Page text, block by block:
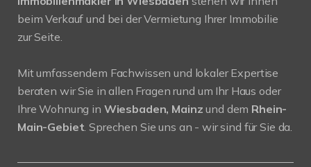
beim Verkauf und bei der Vermietung Ihrer Immobilie
zur Seite.
Mit umfassendem Fachwissen und lokaler Expertise
beraten wir Sie in allen Fragen rund um Ihr Haus oder
Ihre Wohnung in Wiesbaden, Mainzund dem Rhein-
Main-Gebiet. Sprechen Sie uns an - wir sind für Sie da.